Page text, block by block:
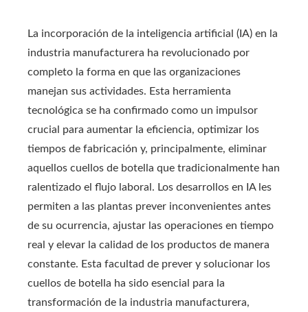
La incorporación de la inteligencia artificial (IA) en la
industria manufacturera ha revolucionado por
completo la forma en que las organizaciones
manejan sus actividades. Esta herramienta
tecnológica se ha confirmado como un impulsor
crucial para aumentar la eficiencia, optimizar los
tiempos de fabricación y, principalmente, eliminar
aquellos cuellos de botella que tradicionalmente han
ralentizado el flujo laboral. Los desarrollos en IA les
permiten a las plantas prever inconvenientes antes
de su ocurrencia, ajustar las operaciones en tiempo
real y elevar la calidad de los productos de manera
constante. Esta facultad de prever y solucionar los
cuellos de botella ha sido esencial para la
transformación de la industria manufacturera,